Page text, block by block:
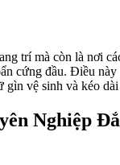
trí mà còn là nơi
cứng đầu. Điều
vệ sinh và kéo
Nghiệp